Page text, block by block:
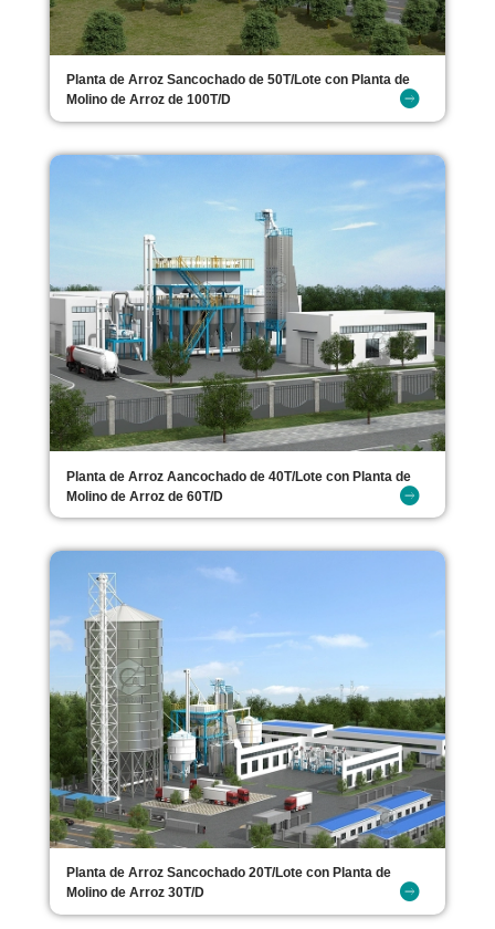
Planta de Arroz Sancochado de 50T/Lote con Planta de
Molino de Arroz de 100T/D
Planta de Arroz Aancochado de 40T/Lote con Planta de
Molino de Arroz de 60T/D
Planta de Arroz Sancochado 20T/Lote con Planta de
Molino de Arroz 30T/D